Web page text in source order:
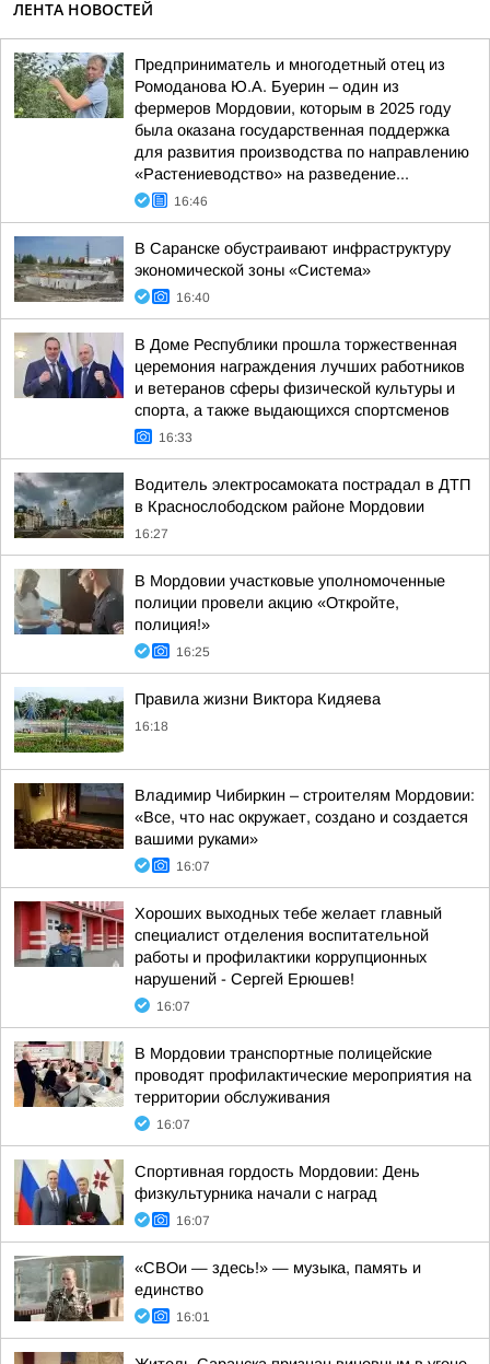
ЛЕНТА НОВОСТЕЙ
Предприниматель и многодетный отец из
Ромоданова Ю.А. Буерин – один из
фермеров Мордовии, которым в 2025 году
была оказана государственная поддержка
для развития производства по направлению
«Растениеводство» на разведение...
16:46
В Саранске обустраивают инфраструктуру
экономической зоны «Система»
16:40
В Доме Республики прошла торжественная
церемония награждения лучших работников
и ветеранов сферы физической культуры и
спорта, а также выдающихся спортсменов
16:33
Водитель электросамоката пострадал в ДТП
в Краснослободском районе Мордовии
16:27
В Мордовии участковые уполномоченные
полиции провели акцию «Откройте,
полиция!»
16:25
Правила жизни Виктора Кидяева
16:18
Владимир Чибиркин – строителям Мордовии:
«Все, что нас окружает, создано и создается
вашими руками»
16:07
Хороших выходных тебе желает главный
специалист отделения воспитательной
работы и профилактики коррупционных
нарушений - Сергей Ерюшев!
16:07
В Мордовии транспортные полицейские
проводят профилактические мероприятия на
территории обслуживания
16:07
Спортивная гордость Мордовии: День
физкультурника начали с наград
16:07
«СВОи — здесь!» — музыка, память и
единство
16:01